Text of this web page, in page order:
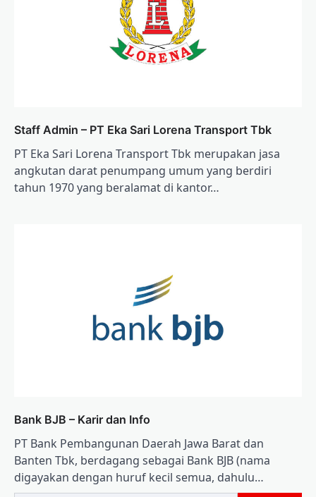
Staff Admin – PT Eka Sari Lorena Transport Tbk
PT Eka Sari Lorena Transport Tbk merupakan jasa
angkutan darat penumpang umum yang berdiri
tahun 1970 yang beralamat di kantor…
Bank BJB – Karir dan Info
PT Bank Pembangunan Daerah Jawa Barat dan
Banten Tbk, berdagang sebagai Bank BJB (nama
digayakan dengan huruf kecil semua, dahulu…